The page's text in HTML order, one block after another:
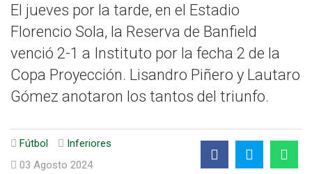
El jueves por la tarde, en el Estadio
Florencio Sola, la Reserva de Banfield
venció 2-1 a Instituto por la fecha 2 de la
Copa Proyección. Lisandro Piñero y Lautaro
Gómez anotaron los tantos del triunfo.
Fútbol
Inferiores
03 Agosto 2024